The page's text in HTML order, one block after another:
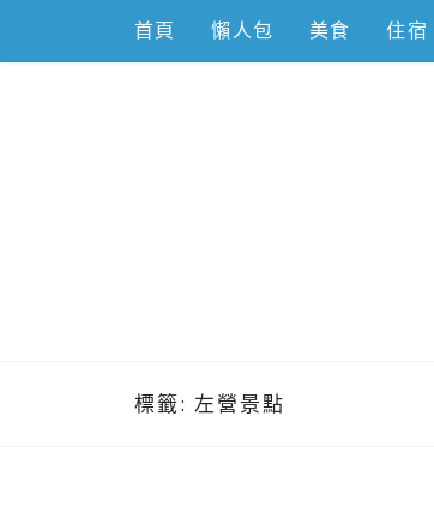
content
首頁 懶人包 美食 住宿
標籤: 左營景點